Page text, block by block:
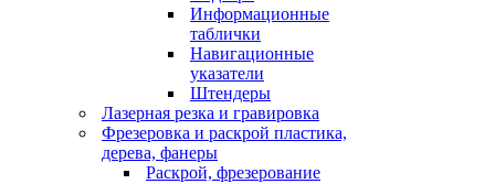
Информационные
таблички
Навигационные
указатели
Штендеры
Лазерная резка и гравировка
Фрезеровка и раскрой пластика,
дерева, фанеры
Раскрой, фрезерование